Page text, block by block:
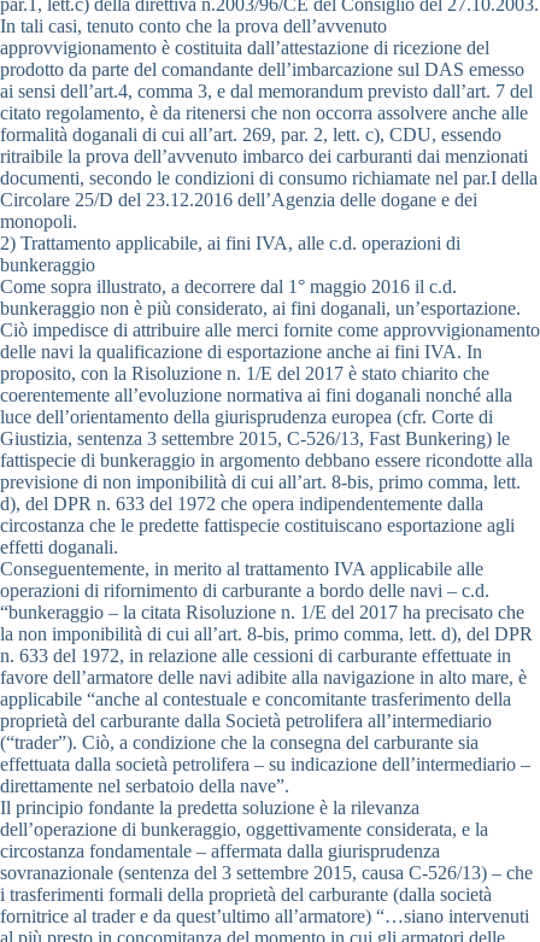
par.1, lett.c) della direttiva n.2003/96/CE del Consiglio del 27.10.2003.
In tali casi, tenuto conto che la prova dell’avvenuto
approvvigionamento è costituita dall’attestazione di ricezione del
prodotto da parte del comandante dell’imbarcazione sul DAS emesso
ai sensi dell’art.4, comma 3, e dal memorandum previsto dall’art. 7 del
citato regolamento, è da ritenersi che non occorra assolvere anche alle
formalità doganali di cui all’art. 269, par. 2, lett. c), CDU, essendo
ritraibile la prova dell’avvenuto imbarco dei carburanti dai menzionati
documenti, secondo le condizioni di consumo richiamate nel par.I della
Circolare 25/D del 23.12.2016 dell’Agenzia delle dogane e dei
monopoli.
2) Trattamento applicabile, ai fini IVA, alle c.d. operazioni di
bunkeraggio
Come sopra illustrato, a decorrere dal 1° maggio 2016 il c.d.
bunkeraggio non è più considerato, ai fini doganali, un’esportazione.
Ciò impedisce di attribuire alle merci fornite come approvvigionamento
delle navi la qualificazione di esportazione anche ai fini IVA. In
proposito, con la Risoluzione n. 1/E del 2017 è stato chiarito che
coerentemente all’evoluzione normativa ai fini doganali nonché alla
luce dell’orientamento della giurisprudenza europea (cfr. Corte di
Giustizia, sentenza 3 settembre 2015, C-526/13, Fast Bunkering) le
fattispecie di bunkeraggio in argomento debbano essere ricondotte alla
previsione di non imponibilità di cui all’art. 8-bis, primo comma, lett.
d), del DPR n. 633 del 1972 che opera indipendentemente dalla
circostanza che le predette fattispecie costituiscano esportazione agli
effetti doganali.
Conseguentemente, in merito al trattamento IVA applicabile alle
operazioni di rifornimento di carburante a bordo delle navi – c.d.
“bunkeraggio – la citata Risoluzione n. 1/E del 2017 ha precisato che
la non imponibilità di cui all’art. 8-bis, primo comma, lett. d), del DPR
n. 633 del 1972, in relazione alle cessioni di carburante effettuate in
favore dell’armatore delle navi adibite alla navigazione in alto mare, è
applicabile “anche al contestuale e concomitante trasferimento della
proprietà del carburante dalla Società petrolifera all’intermediario
(“trader”). Ciò, a condizione che la consegna del carburante sia
effettuata dalla società petrolifera – su indicazione dell’intermediario –
direttamente nel serbatoio della nave”.
Il principio fondante la predetta soluzione è la rilevanza
dell’operazione di bunkeraggio, oggettivamente considerata, e la
circostanza fondamentale – affermata dalla giurisprudenza
sovranazionale (sentenza del 3 settembre 2015, causa C-526/13) – che
i trasferimenti formali della proprietà del carburante (dalla società
fornitrice al trader e da quest’ultimo all’armatore) “…siano intervenuti
al più presto in concomitanza del momento in cui gli armatori delle